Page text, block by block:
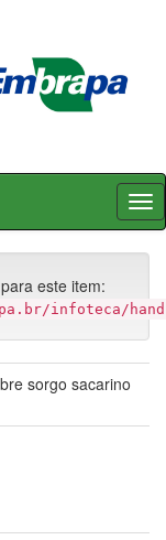
este item:
infoteca/
sorgo sacarino